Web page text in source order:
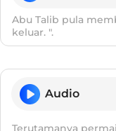
Abu Talib pula
keluar. ".
Audio
Terutamanya